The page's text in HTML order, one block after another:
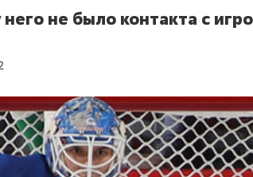
не было контакта с